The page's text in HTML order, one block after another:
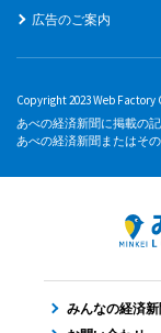
広告のご案内
Copyright 2023 Web
あべの経済新聞に掲載の
あべの経済新聞またはそ
みんなの経済